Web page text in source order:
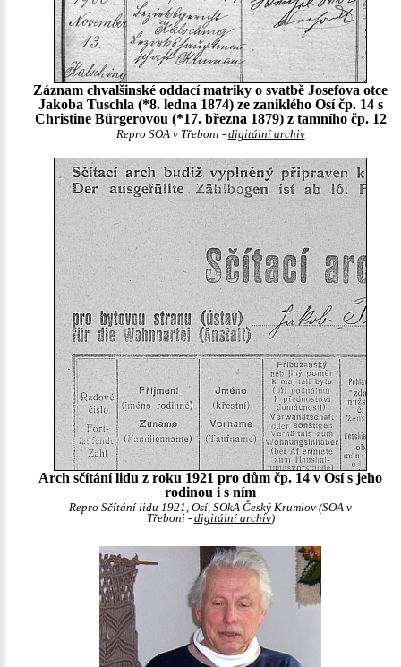
Záznam chvalšinské oddací matriky o svatbě Josefova otce
Jakoba Tuschla (*8. ledna 1874) ze zaniklého Osí čp. 14 s
Christine Bürgerovou (*17. března 1879) z tamního čp. 12
Repro SOA v Třeboni - digitální archiv
Arch sčítání lidu z roku 1921 pro dům čp. 14 v Osí s jeho
rodinou i s ním
Repro Sčítání lidu 1921, Osí, SOkA Český Krumlov (SOA v
Třeboni - digitální archiv)